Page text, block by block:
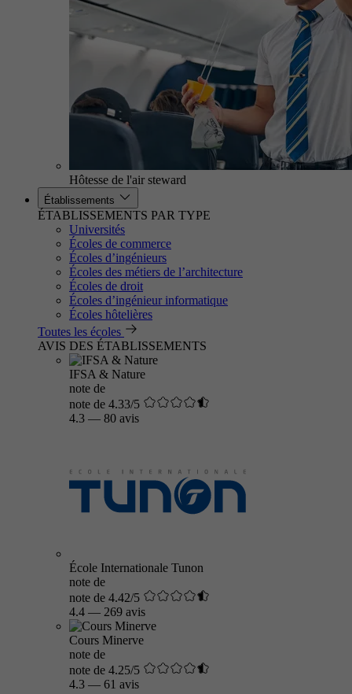
Hôtesse de l'air steward
Établissements
ÉTABLISSEMENTS PAR TYPE
Universités
Écoles de commerce
Écoles d’ingénieurs
Écoles des métiers de l’architecture
Écoles de droit
Écoles d’ingénieur informatique
Écoles hôtelières
Toutes les écoles
AVIS DES ÉTABLISSEMENTS
IFSA & Nature
note de
note de 4.33/5
4.3 — 80 avis
École Internationale Tunon
note de
note de 4.42/5
4.4 — 269 avis
Cours Minerve
note de
note de 4.25/5
4.3 — 61 avis